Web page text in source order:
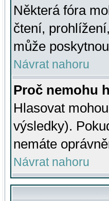
Některá fóra
čtení,
může
Návrat nahoru
Proč nemohu
Hlasovat
výsledky).
nemáte
Návrat nahoru